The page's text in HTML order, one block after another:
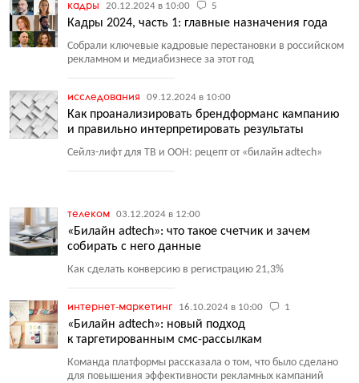
кадры 20.12.2024 в 10:00 5
Кадры 2024, часть 1: главные назначения года
Собрали ключевые кадровые перестановки в российском
рекламном и медиабизнесе за этот год
исследования 09.12.2024 в 10:00
Как проанализировать брендформанс кампанию
и правильно интерпретировать результаты
Сейлз-лифт для ТВ и ООН: рецепт от «билайн adtech»
телеком 03.12.2024 в 12:00
«Билайн adtech»: что такое счетчик и зачем
собирать с него данные
Как сделать конверсию в регистрацию 21,3%
интернет-маркетинг 16.10.2024 в 10:00 1
«Билайн adtech»: новый подход
к таргетированным смс-рассылкам
Команда платформы рассказала о том, что было сделано
для повышения эффективности рекламных кампаний